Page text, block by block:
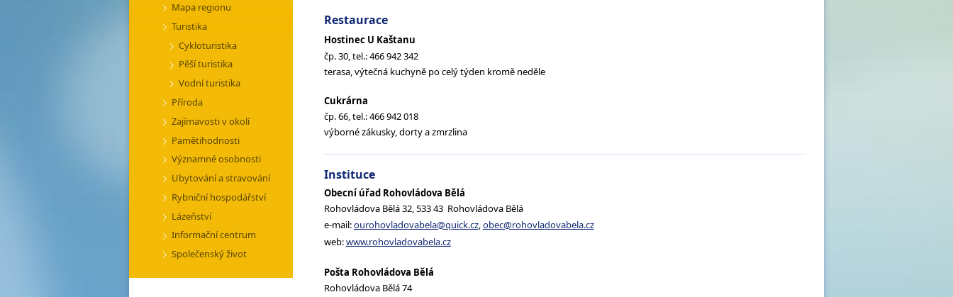
Mapa regionu
Turistika
Cykloturistika
Pěší turistika
Vodní turistika
Příroda
Zajímavosti v okolí
Pamětihodnosti
Významné osobnosti
Ubytování a stravování
Rybniční hospodářství
Lázeňství
Informační centrum
Společenský život
Restaurace
Hostinec U Kaštanu
čp. 30, tel.: 466 942 342
terasa, výtečná kuchyně po celý týden kromě neděle
Cukrárna
čp. 66, tel.: 466 942 018
výborné zákusky, dorty a zmrzlina
Instituce
Obecní úřad Rohovládova Bělá
Rohovládova Bělá 32, 533 43 Rohovládova Bělá
e-mail:ourohovladovabela@quick.cz,obec@rohovladovabela.cz
web:www.rohovladovabela.cz
Pošta Rohovládova Bělá
Rohovládova Bělá 74